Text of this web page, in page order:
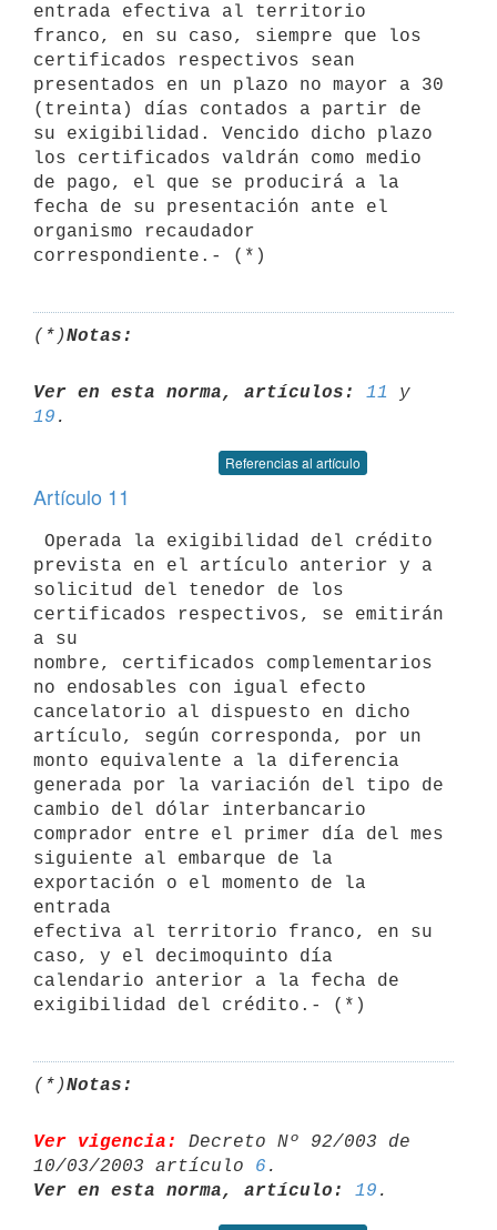
entrada efectiva al territorio
franco, en su caso, siempre que los
certificados respectivos sean
presentados en un plazo no mayor a 30
(treinta) días contados a partir de
su exigibilidad. Vencido dicho plazo
los certificados valdrán como medio
de pago, el que se producirá a la
fecha de su presentación ante el
organismo recaudador
(*)Notas:
Ver en esta norma, artículos: 11
19
Referencias al artículo
Artículo 11
prevista en el artículo anterior y a
solicitud del tenedor de los
certificados respectivos, se emitirán
a su
nombre, certificados complementarios
no endosables con igual efecto
cancelatorio al dispuesto en dicho
artículo, según corresponda, por un
monto equivalente a la diferencia
generada por la variación del tipo de
cambio del dólar interbancario
comprador entre el primer día del mes
siguiente al embarque de la
exportación o el momento de la
entrada
efectiva al territorio franco, en su
caso, y el decimoquinto día
calendario anterior a la fecha de
(*)Notas:
Ver vigencia:
Decreto Nº 92/003 de
10/03/2003 artículo 6
Ver en esta norma, artículo:
19